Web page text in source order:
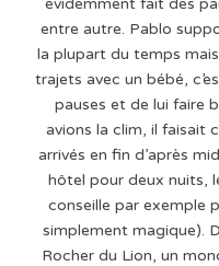
entre autre. Pablo
la plupart du temps
trajets avec un bébé,
pauses et de lui faire
avions la clim, il faisait
arrivés en fin d’après
hôtel pour deux nuits,
conseille par exemple
simplement magique).
Rocher du Lion, un